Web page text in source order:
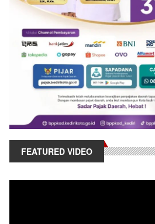
FEATURED VIDEO